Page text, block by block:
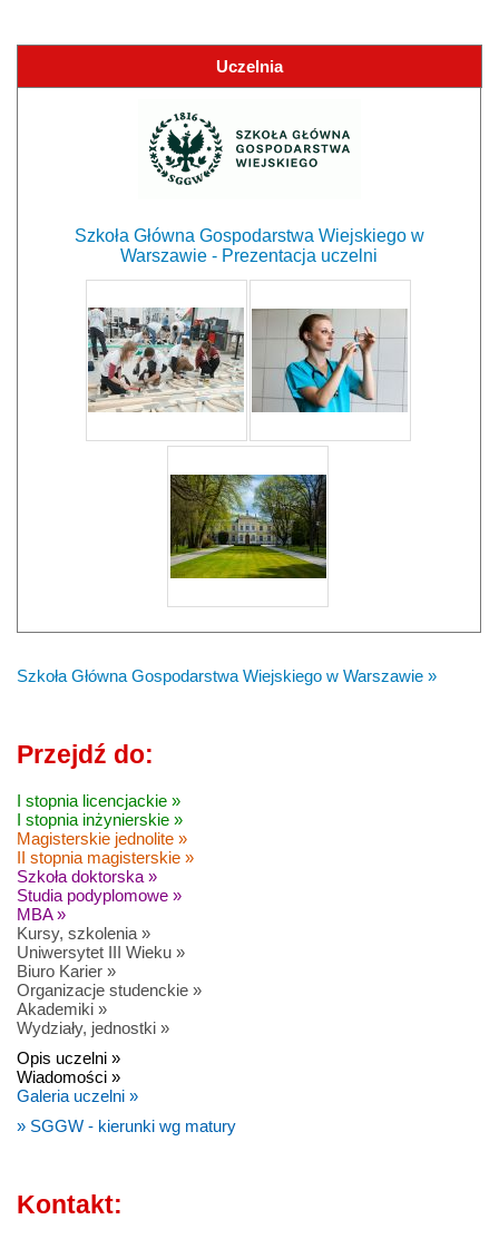
Uczelnia
Szkoła Główna Gospodarstwa Wiejskiego w
Warszawie - Prezentacja uczelni
Szkoła Główna Gospodarstwa Wiejskiego w Warszawie »
Przejdź do:
I stopnia licencjackie »
I stopnia inżynierskie »
Magisterskie jednolite »
II stopnia magisterskie »
Szkoła doktorska »
Studia podyplomowe »
MBA »
Kursy, szkolenia »
Uniwersytet III Wieku »
Biuro Karier »
Organizacje studenckie »
Akademiki »
Wydziały, jednostki »
Opis uczelni »
Wiadomości »
Galeria uczelni »
» SGGW - kierunki wg matury
Kontakt: